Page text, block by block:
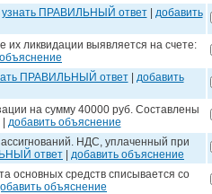
узнать ПРАВИЛЬНЫЙ ответ| добавить
их ликвидации выявляется на счете:
ПРАВИЛЬНЫЙ ответ| добавить
на сумму 40000 руб. Составлены
| добавить объяснение
НДС, уплаченный при
ответ добавить объяснение
основных средств списывается со
объяснение